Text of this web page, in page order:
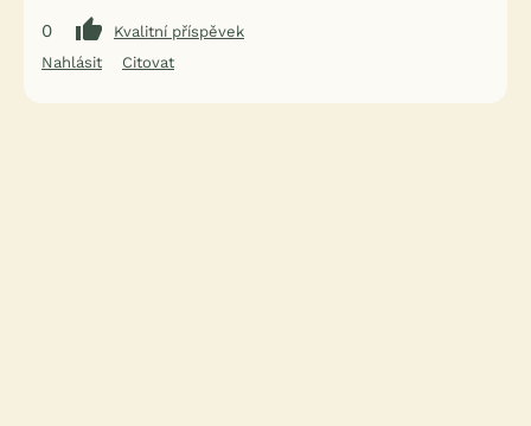
0
Kvalitní příspěvek
Nahlásit
Citovat